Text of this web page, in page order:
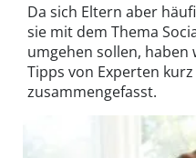
Da sich Eltern aber
sie mit dem Thema
umgehen sollen,
Tipps von Experten
zusammengefasst.